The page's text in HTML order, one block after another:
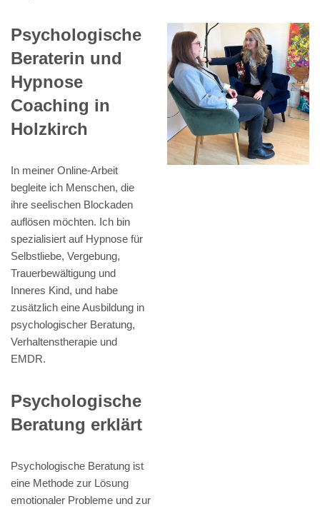
Psychologische
Beraterin und
Hypnose
Coaching in
Holzkirch
In meiner Online-Arbeit
begleite ich Menschen, die
ihre seelischen Blockaden
auflösen möchten. Ich bin
spezialisiert auf Hypnose für
Selbstliebe, Vergebung,
Trauerbewältigung und
Inneres Kind, und habe
zusätzlich eine Ausbildung in
psychologischer Beratung,
Verhaltenstherapie und
EMDR.
Psychologische
Beratung erklärt
Psychologische Beratung ist
eine Methode zur Lösung
emotionaler Probleme und zur